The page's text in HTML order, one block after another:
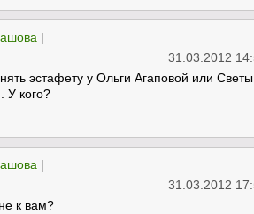
|
31.03.2012
эстафету у Ольги Агаповой или Светы
У кого?
|
31.03.2012
к вам?